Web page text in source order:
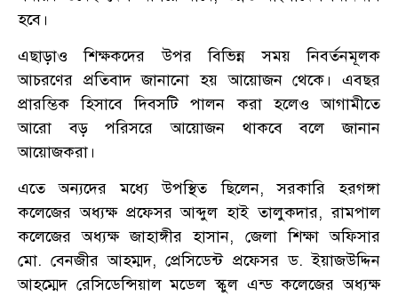
হবে।
এছাড়াও শিক্ষকদের উপর বিভিন্ন সময় নিবর্তনমূলক
আচরণের প্রতিবাদ জানানো হয় আয়োজন থেকে। এবছর
প্রারম্ভিক হিসাবে দিবসটি পালন করা হলেও আগামীতে
আরো বড় পরিসরে আয়োজন থাকবে বলে জানান
আয়োজকরা।
এতে অন্যদের মধ্যে উপস্থিত ছিলেন, সরকারি হরগঙ্গা
কলেজের অধ্যক্ষ প্রফেসর আব্দুল হাই তালুকদার, রামপাল
কলেজের অধ্যক্ষ জাহাঙ্গীর হাসান, জেলা শিক্ষা অফিসার
মো. বেনজীর আহম্মদ, প্রেসিডেন্ট প্রফেসর ড. ইয়াজউদ্দিন
আহম্মেদ রেসিডেন্সিয়াল মডেল স্কুল এন্ড কলেজের অধ্যক্ষ